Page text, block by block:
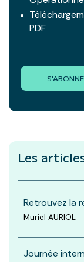
PDF
Les
Retrouvez la
Muriel AURIOL
Journée